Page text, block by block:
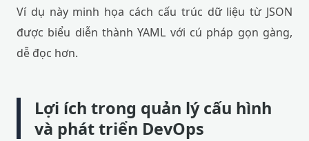
Ví dụ này minh họa cách cấu trúc dữ liệu từ JSON
được biểu diễn thành YAML với cú pháp gọn gàng,
dễ đọc hơn.
Lợi ích trong quản lý cấu hình
và phát triển DevOps